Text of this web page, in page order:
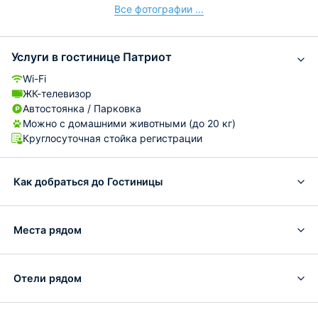
Все фотографии ...
Услуги в гостинице Патриот
Wi-Fi
ЖК-телевизор
Автостоянка / Парковка
Можно с домашними животными (до 20 кг)
Круглосуточная стойка регистрации
Как добраться до Гостиницы
Места рядом
Отели рядом